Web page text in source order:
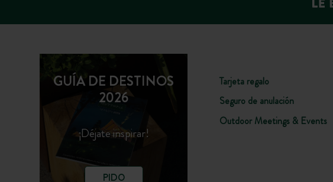
GUÍA DE DESTINOS
2026
¡Déjate inspirar!
PIDO
Tarjeta regalo
Seguro de anulación
Outdoor Meetings & Events